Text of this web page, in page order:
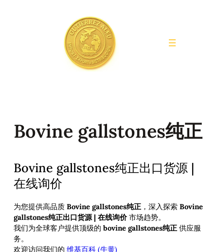
Bovine gallstones纯正
Bovine gallstones纯正出口货源 |
在线询价
为您提供高品质 Bovine gallstones纯正 ，深入探索 Bovine
gallstones纯正出口货源 | 在线询价 市场趋势。
我们为全球客户提供顶级的 bovine gallstones纯正 供应服
务。
欢迎访问我们的 维基百科 (牛黄)